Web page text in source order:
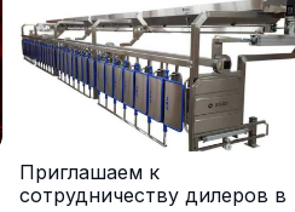
Приглашаем к
сотрудничеству дилеров в